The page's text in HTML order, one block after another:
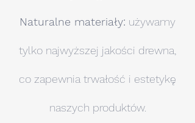
Naturalne materiały: używamy
tylko najwyższej jakości drewna,
co zapewnia trwałość i estetykę
naszych produktów.